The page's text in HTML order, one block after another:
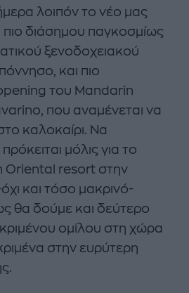
λοιπόν το νέο μας
πιο διάσημου παγκοσμίως
ξενοδοχειακού
και πιο
του Mandarin
που αναμένεται να
καλοκαίρι. Να
μόλις για το
Oriental resort στην
και τόσο μακρινό-
θα δούμε και δεύτερο
ομίλου στη χώρα
στην ευρύτερη